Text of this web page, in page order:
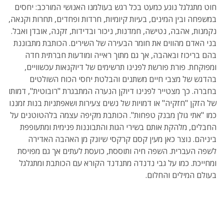
חוט מתגלגל נוגע כמעט בכל רגש בעולמנו האנושי המורכב: יחסים
במשפחה ובין המינים, בעיות קיומיות, חרדות ופחדים, תחרות וקנאה,
נקמנות, אהבה, נטישה, חמדנות, ניכור ובדידות, זקנה, אובדן ואבל.
בני האדם מהווים את חומר הבעירה של השירים. הכותבת מתבוננת
בהם בריכוז ובאהבה, אך גם מתוך ראייה ומודעות חברתית חדה
ומפוקחת. פורת פורשת לפנינו תרשימים של דיוקנאות עכשוויים,
בהדגש של מצבי חיים משתנים והבלטת יחסי הכוח השולטים
בחברה. כך מצטייר לפנינו דיוקן הנערה המתבגרת "רובוטית", דמותו
של הזקן "חזקיה" או דמויות של נשים צעירות ושאפתניות בנות זמננו
כמו "אתי גולן מבנק טפחות". הכותבת מקיפה עצמה בלהטוטנים על
החבלים, מלהקת אותם בשירי הגות והתבוננות פנימית ומתעופפת
ביניהם. נוצר כאן מעין קסם קרקסי שיונק מן האהבה האדירה
לשפה העברית. השפה חיה ותוססת, כועסת לעתים אך גם מפויסת
ומחייכת. כמו על גבי נדנדה מתנדנד הקורא עם הכותבת ומתגלגל
בעולם המילים והחלום.